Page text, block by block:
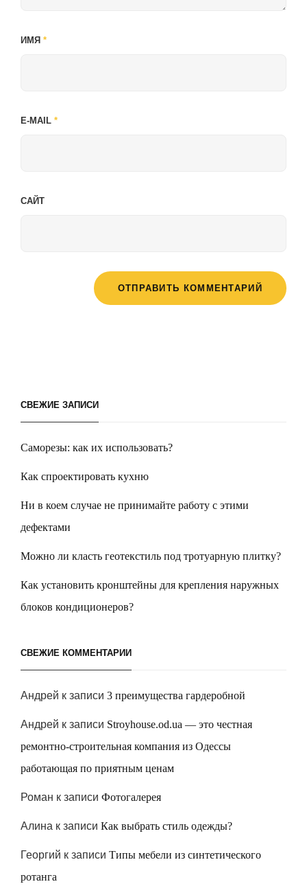
ИМЯ *
E-MAIL *
САЙТ
СВЕЖИЕ ЗАПИСИ
Саморезы: как их использовать?
Как спроектировать кухню
Ни в коем случае не принимайте работу с этими
дефектами
Можно ли класть геотекстиль под тротуарную плитку?
Как установить кронштейны для крепления наружных
блоков кондиционеров?
СВЕЖИЕ КОММЕНТАРИИ
Андрей к записи 3 преимущества гардеробной
Андрей к записи Stroyhouse.od.ua — это честная
ремонтно-строительная компания из Одессы
работающая по приятным ценам
Роман к записи Фотогалерея
Алина к записи Как выбрать стиль одежды?
Георгий к записи Типы мебели из синтетического
ротанга